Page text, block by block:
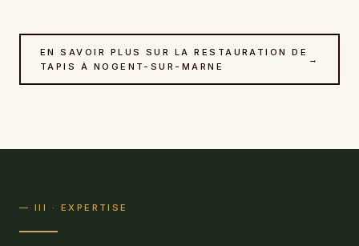
EN SAVOIR PLUS SUR LA RESTAURATION DE
TAPIS À NOGENT-SUR-MARNE
→
— III · EXPERTISE